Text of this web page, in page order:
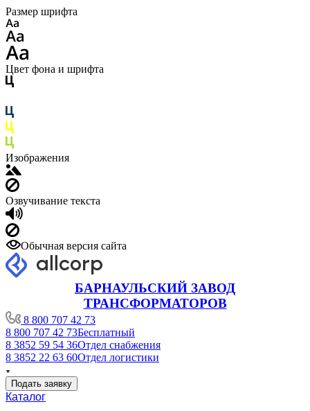
Размер шрифта
Цвет фона и шрифта
Изображения
Озвучивание текста
Обычная версия сайта
БАРНАУЛЬСКИЙ ЗАВОД
ТРАНСФОРМАТОРОВ
8 800 707 42 73
8 800 707 42 73Бесплатный
8 3852 59 54 36Отдел снабжения
8 3852 22 63 60Отдел логистики
Подать заявку
Каталог